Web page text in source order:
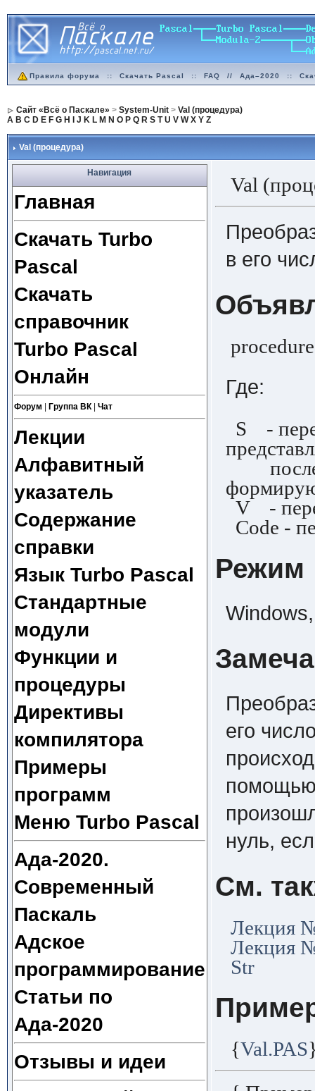
Правила форума :: Скачать Pascal :: FAQ // Ада–2020 ::
Сайт «Всё о Паскале» > System-Unit> Val (процедура)
A B C D E F G H J K L M N O P Q R S T U V W X Y Z
Val (процедура)
Навигация
Главная
Скачать Turbo
Pascal
Скачать
справочник
Turbo Pascal
Онлайн
Форум Группа ВК| Чат
Лекции
Алфавитный
указатель
Содержание
справки
Язык Turbo Pascal
Стандартные
модули
Функции и
процедуры
Директивы
компилятора
Примеры
программ
Меню Turbo Pascal
Ада-2020.
Современный
Паскаль
Адское
программирование
Статьи по
Ада-2020
Отзывы и идеи
Val
в его
Где:
S -
V -
Code -
Режим
его
нуль,
См.
Лекция
Лекция
Str
{Val.PAS